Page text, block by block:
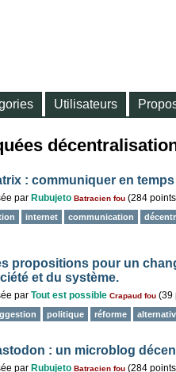
Utilisateurs
: communiquer en
par Rubujeto Batracien fou (284
internet communication
propositions pour un
et du système.
par Tout est possible Crapaud fou (39
politique réforme
: un microblog
par Rubujeto Batracien fou (284